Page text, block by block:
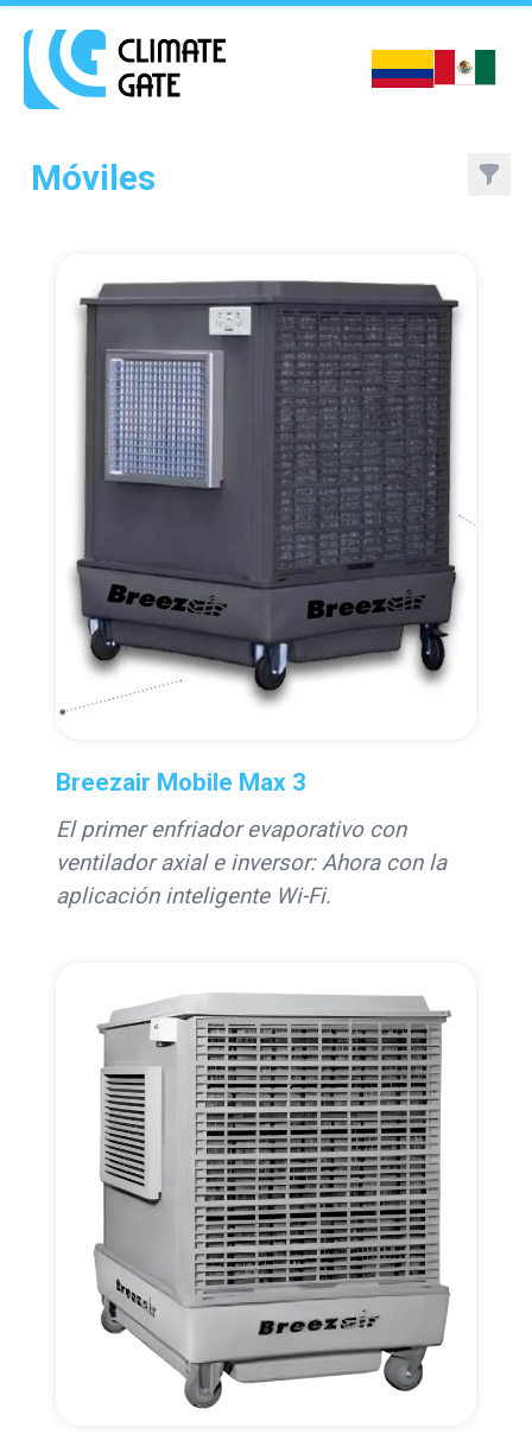
Móviles
Breezair Mobile Max 3
El primer enfriador evaporativo con
ventilador axial e inversor: Ahora con la
aplicación inteligente Wi-Fi.